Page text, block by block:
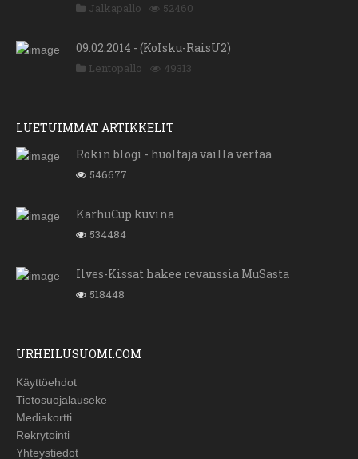
Jalkapallo 52460
09.02.2014 - (KoIsku-RaisU2)
Lentopallo 49313
LUETUIMMAT ARTIKKELIT
Rokin blogi - huoltaja vailla vertaa
546677
KarhuCup kuvina
534484
Ilves-Kissat hakee revanssia MuSasta
518448
URHEILUSUOMI.COM
Käyttöehdot
Tietosuojalauseke
Mediakortti
Rekrytointi
Yhteystiedot